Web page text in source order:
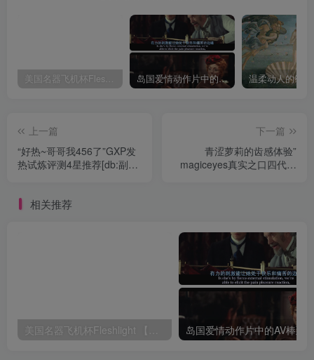
美国名器飞机杯Fleshlight 【Quickshot-Vantage 双头飞机杯】完全评测 岛国爱情动作片中的AV棒到底有多猛？成人用品震动棒的发展史！
上一篇
“好热~哥哥我456了”GXP发
热试炼评测4星推荐[db:副标
下一篇
青涩萝莉的齿感体验”
magiceyes真实之口四代测
相关推荐